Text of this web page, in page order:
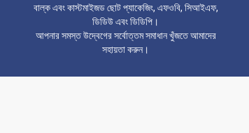
বাল্ক এবং কাস্টমাইজড ছোট প্যাকেজিং, এফওবি, সিআইএফ,
ডিডিউ এবং ডিডিপি।
আপনার সমস্ত উদ্বেগের সর্বোত্তম সমাধান খুঁজতে আমাদের
সহায়তা করুন।